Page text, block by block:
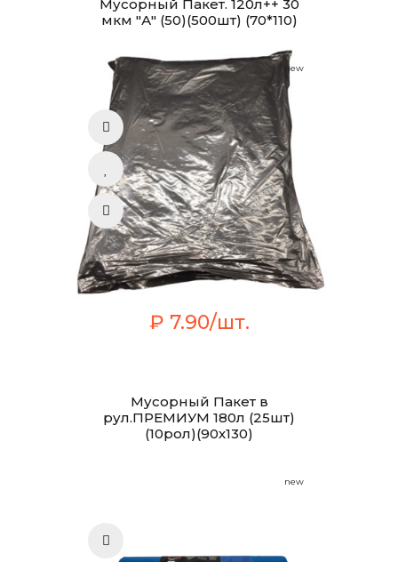
Мусорный Пакет. 120л++ 30
мкм "А" (50)(500шт) (70*110)
new
₽ 7.90/шт.
Мусорный Пакет в
рул.ПРЕМИУМ 180л (25шт)
(10рол)(90х130)
new